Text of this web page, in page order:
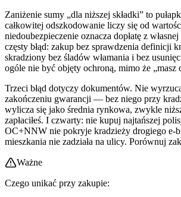
Zaniżenie sumy „dla niższej składki” to
całkowitej odszkodowanie liczy się od
niedoubezpieczenie oznacza dopłatę z
częsty błąd: zakup bez sprawdzenia definicji
skradziony bez śladów włamania i bez
ogóle nie być objęty ochroną, mimo że „masz
Trzeci błąd dotyczy dokumentów. Nie
zakończeniu gwarancji — bez niego przy
wylicza się jako średnia rynkowa, zwykle
zapłaciłeś. I czwarty: nie kupuj najtańszej
OC+NNW nie pokryje kradzieży drogiego e-
mieszkania nie zadziała na ulicy. Porównuj
Ważne
Czego unikać przy zakupie: